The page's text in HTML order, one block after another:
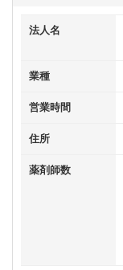
法人名
業種
営業時間
住所
薬剤師数